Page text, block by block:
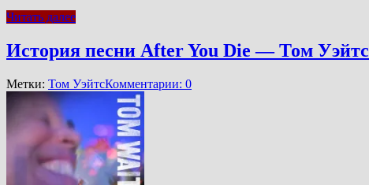
Читать далее
История песни After You Die — Том Уэйтс
Метки: Том УэйтсКомментарии: 0